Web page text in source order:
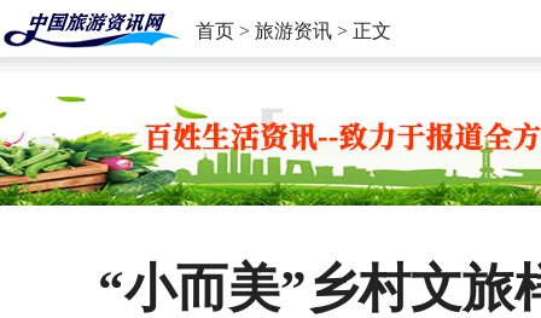
首页 > 旅游资讯 > 正文
“小而美”乡村文旅